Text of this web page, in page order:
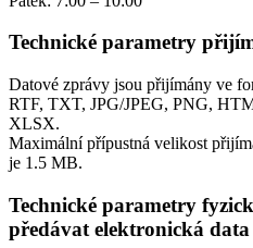
Technické parametry
Datové zprávy jsou přijímány ve
RTF, TXT, JPG/JPEG, PNG,
XLSX.
Maximální přípustná velikost
je 1.5 MB.
Technické parametry
předávat elektronická data